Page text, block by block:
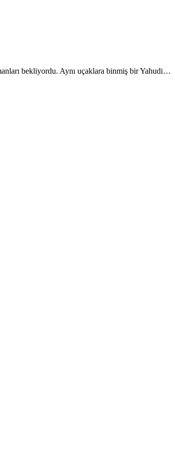
bekliyordu. Aynı uçaklara binmiş bir Yahudi…